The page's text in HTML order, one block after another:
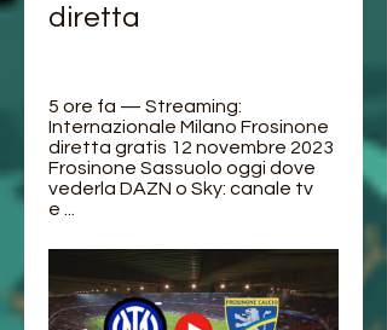
diretta
5 ore fa — Streaming:
Internazionale Milano Frosinone
diretta gratis 12 novembre 2023
Frosinone Sassuolo oggi dove
vederla DAZN o Sky: canale tv
e ...